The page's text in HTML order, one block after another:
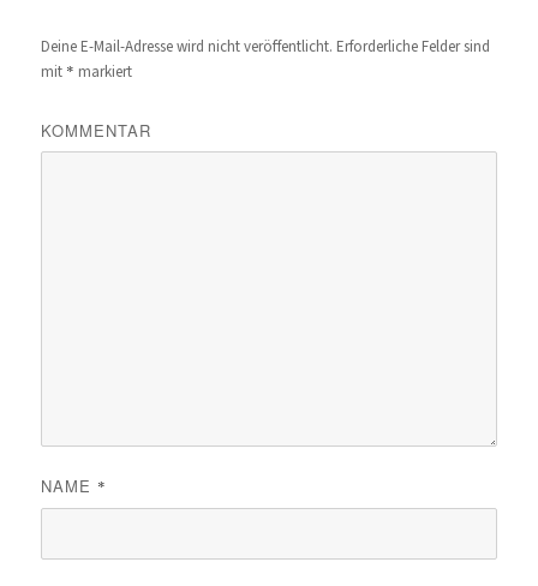
Deine E-Mail-Adresse wird nicht veröffentlicht. Erforderliche Felder sind
mit * markiert
KOMMENTAR
NAME *